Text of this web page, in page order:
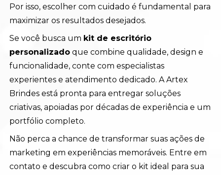
Por isso, escolher com cuidado é fundamental para
maximizar os resultados desejados.
Se você busca um kit de escritório
personalizado que combine qualidade, design e
funcionalidade, conte com especialistas
experientes e atendimento dedicado. A Artex
Brindes está pronta para entregar soluções
criativas, apoiadas por décadas de experiência e um
portfólio completo.
Não perca a chance de transformar suas ações de
marketing em experiências memoráveis. Entre em
contato e descubra como criar o kit ideal para sua